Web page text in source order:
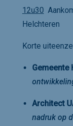
12u30
Helchteren
Korte
Gemeente
Architect
nadruk op